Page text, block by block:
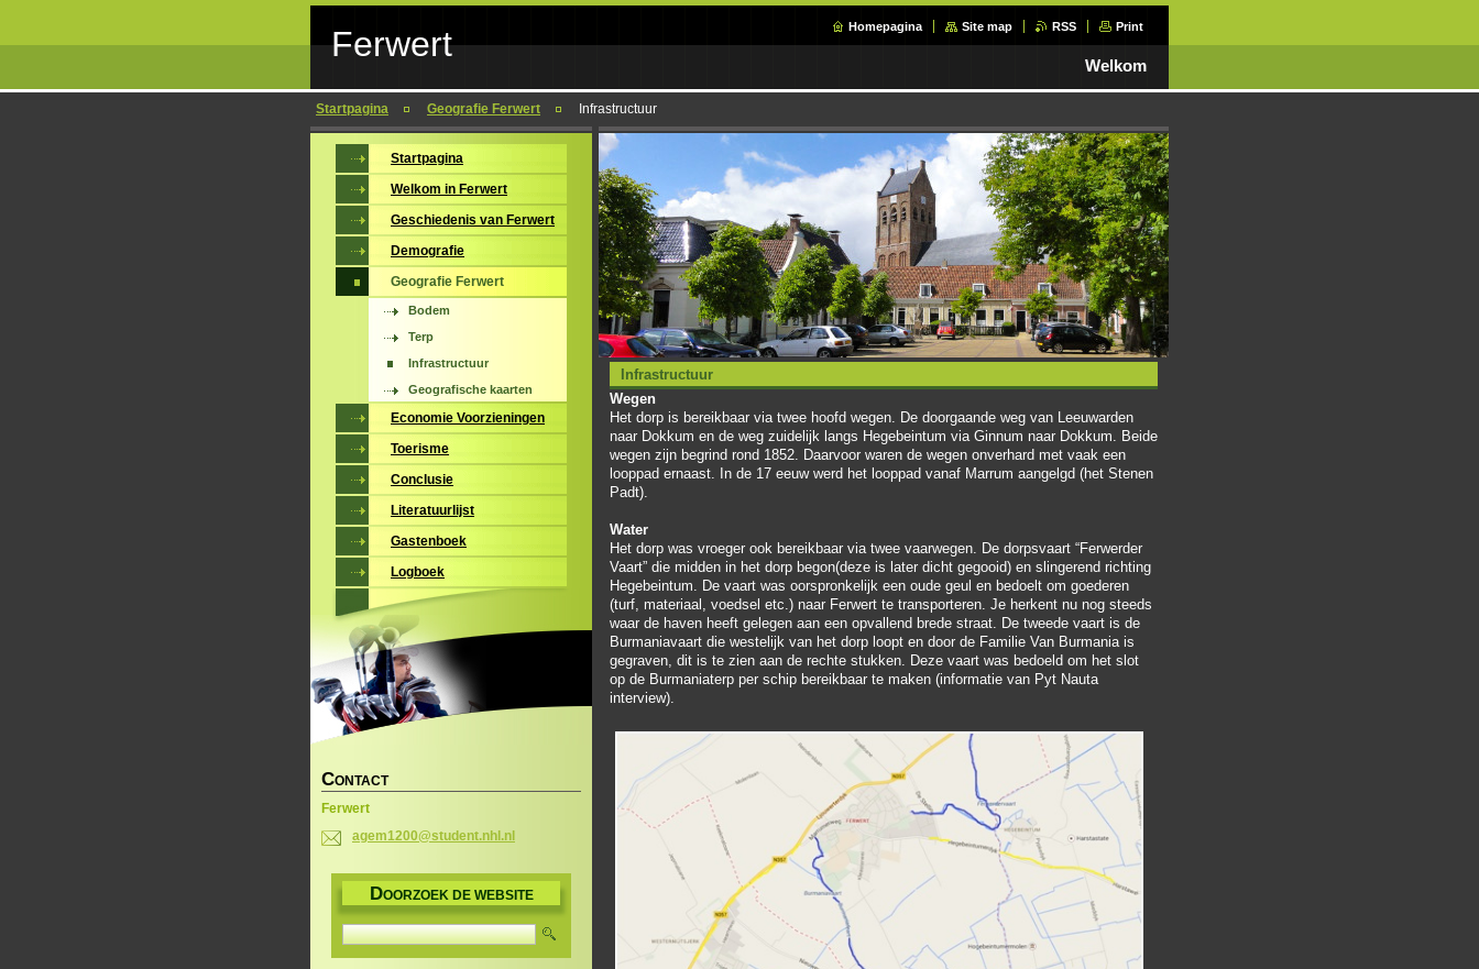
Ferwert Homepagina Site map RSS Print
Welkom
Startpagina Geografie Ferwert Infrastructuur
Infrastructuur
Wegen
Het dorp is bereikbaar via twee hoofd wegen. De doorgaande weg van Leeuwarden
naar Dokkum en de weg zuidelijk langs Hegebeintum via Ginnum naar Dokkum. Beide
wegen zijn begrind rond 1852. Daarvoor waren de wegen onverhard met vaak een
looppad ernaast. In de 17 eeuw werd het looppad vanaf Marrum aangelgd (het Stenen
Padt).
Water
Het dorp was vroeger ook bereikbaar via twee vaarwegen. De dorpsvaart “Ferwerder
Vaart” die midden in het dorp begon(deze is later dicht gegooid) en slingerend richting
Hegebeintum. De vaart was oorspronkelijk een oude geul en bedoelt om goederen
(turf, materiaal, voedsel etc.) naar Ferwert te transporteren. Je herkent nu nog steeds
waar de haven heeft gelegen aan een opvallend brede straat. De tweede vaart is de
Burmaniavaart die westelijk van het dorp loopt en door de Familie Van Burmania is
gegraven, dit is te zien aan de rechte stukken. Deze vaart was bedoeld om het slot
op de Burmaniaterp per schip bereikbaar te maken (informatie van Pyt Nauta
interview).
Startpagina
Welkom in Ferwert
Geschiedenis van Ferwert
Demografie
Geografie Ferwert
Bodem
Terp
Infrastructuur
Geografische kaarten
Economie Voorzieningen
Toerisme
Conclusie
Literatuurlijst
Gastenboek
Logboek
CONTACT
Ferwert
agem1200@student.nhl.nl
DOORZOEK DE WEBSITE